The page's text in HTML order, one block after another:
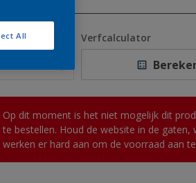
1 L
2,5 L
10 L
Verfcalculator
Op dit moment is het niet mogelijk dit
te bestellen. Houd de website in de gaten,
werken er hard aan om de voorraad aan
All